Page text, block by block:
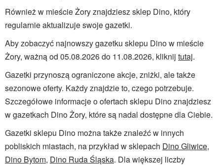
Również w mieście Żory znajdziesz sklep Dino, który
regularnie aktualizuje swoje gazetki.
Aby zobaczyć najnowszy gazetku sklepu Dino w mieście
Żory, ważną od 05.08.2026 do 11.08.2026, kliknij tutaj.
Gazetki przynoszą ograniczone akcje, zniżki, ale także
sezonowe oferty. Każdy znajdzie to, czego potrzebuje.
Szczegółowe informacje o ofertach sklepu Dino znajdziesz
w gazetkach Dino Żory, które są nadal dostępne dla Ciebie.
Gazetki sklepu Dino można także znaleźć w innych
pobliskich miastach, na przykład w sklepach Dino Gliwice,
Dino Bytom, Dino Ruda Śląska. Dla większej liczby